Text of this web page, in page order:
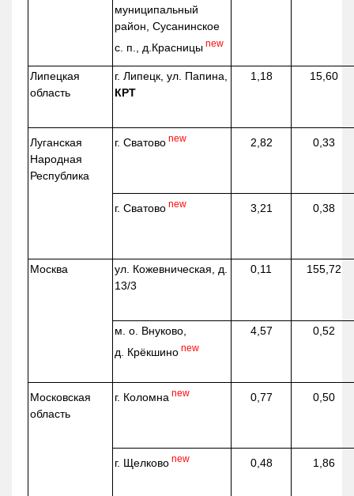
муниципальный
район, Сусанинское
с. п., д.Красницы new
Липецкая
область
г. Липецк, ул. Папина,
КРТ
1,18 15,60
Луганская
Народная
Республика
г. Сватово new 2,82 0,33
г. Сватово new 3,21 0,38
Москва ул. Кожевническая , д.
13/3
0,11 155,72
м. о. Внуково,
д. Крёкшино new
4,57 0,52
Московская
область
г. Коломна new 0,77 0,50
г. Щелково new 0,48 1,86